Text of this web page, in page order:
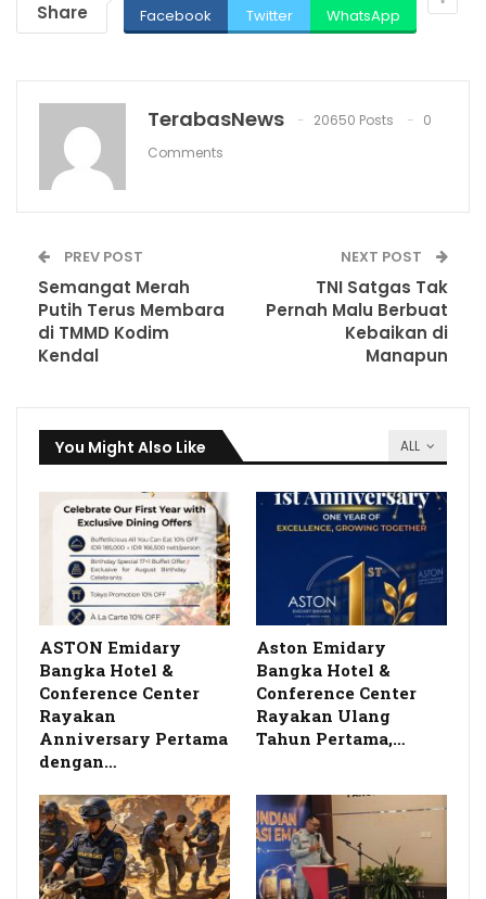
Share Facebook Twitter WhatsApp
TerabasNews 20650 Posts
0
Comments
PREV POST
Semangat Merah
Putih Terus Membara
di TMMD Kodim
Kendal
NEXT POST
TNI Satgas Tak
Pernah Malu Berbuat
Kebaikan di
Manapun
ALL
You Might Also Like
ASTON Emidary
Bangka Hotel &
Conference Center
Rayakan
Anniversary Pertama
dengan…
Aston Emidary
Bangka Hotel &
Conference Center
Rayakan Ulang
Tahun Pertama,…